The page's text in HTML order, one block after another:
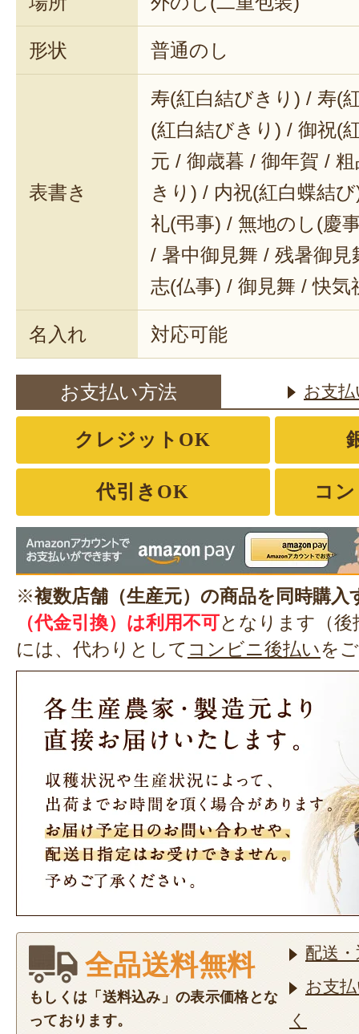
形状 普通のし
表書き
寿(紅白結びきり) / 寿(
(紅白結びきり) / 御祝(
元 / 御歳暮 / 御年賀 /
きり) / 内祝(紅白蝶結
礼(弔事) / 無地のし(慶
/ 暑中御見舞 / 残暑御
志(仏事) / 御見舞 / 快気
名入れ 対応可能
お支払い方法 お支
クレジットOK
代引きOK コ
※複数店舗（生産元）の商品を同時購入
（代金引換）は利用不可 となります（
には、代わりとして コンビニ後払いを
全品送料無料
もしくは「送料込み」の表示価格とな
っております。
配送
お支
く